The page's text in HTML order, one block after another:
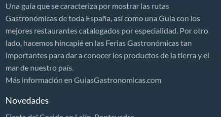
Una guía que se caracteriza por mostrar las rutas
Gastronómicas de toda España, así como una Guía con los
mejores restaurantes catalogados por especialidad. Por otro
lado, hacemos hincapié en las Ferias Gastronómicas tan
importantes para dar a conocer los productos de la tierra y el
mar de nuestro país.
Más información en GuiasGastronomicas.com
Novedades